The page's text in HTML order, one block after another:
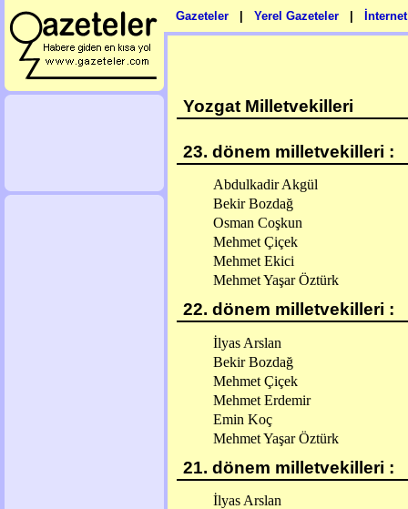
Gazeteler Yerel Gazeteler
Yozgat Milletvekilleri
23. dönem milletvekilleri :
Abdulkadir Akgül
Bekir Bozdağ
Osman Coşkun
Mehmet Çiçek
Mehmet Ekici
Mehmet Yaşar Öztürk
22. dönem milletvekilleri :
İlyas Arslan
Bekir Bozdağ
Mehmet Çiçek
Mehmet Erdemir
Emin Koç
Mehmet Yaşar Öztürk
21. dönem milletvekilleri :
İlyas Arslan